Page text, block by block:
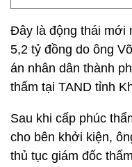
Đây là động thái mới
5,2 tỷ đồng do ông
án nhân dân thành
thẩm tại TAND tỉnh
Sau khi cấp phúc
cho bên khởi kiện,
thủ tục giám đốc